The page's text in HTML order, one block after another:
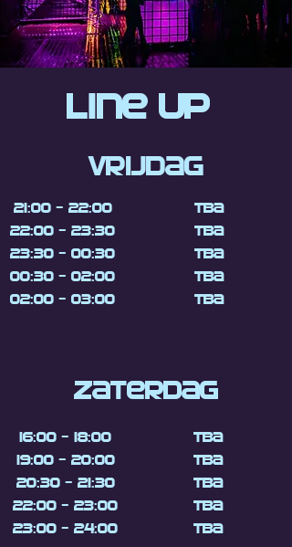
Line up
Vrijdag
21:00 - 22:00
22:00 - 23:30
23:30 - 00:30
00:30 - 02:00
02:00 - 03:00
TBA
TBA
TBA
TBA
TBA
Zaterdag
16:00 - 18:00
19:00 - 20:00
20:30 - 21:30
22:00 - 23:00
23:00 - 24:00
TBA
TBA
tba
tba
tba